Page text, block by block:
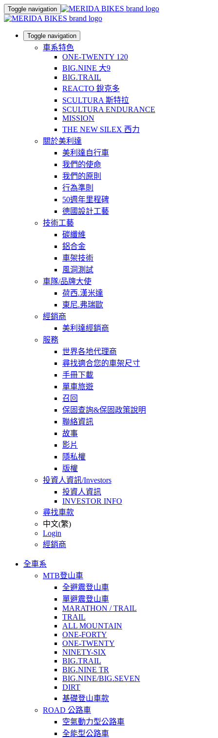
Toggle navigation
Toggle navigation
車系特色
ONE-TWENTY 120
BIG.NINE 大9
BIG.TRAIL
REACTO 銳克多
SCULTURA 斯特拉
SCULTURA ENDURANCE
MISSION
THE NEW SILEX 西力
關於美利達
美利達自行車
我們的使命
我們的原則
行為準則
50週年里程碑
德國設計工藝
技術工藝
碳纖維
鋁合金
車架技術
風洞測試
車隊/品牌大使
荷西.漢米達
東尼.弗瑞歐
經銷商
美利達經銷商
服務
世界各地代理商
尋找適合您的車架尺寸
手冊下載
單車旅遊
召回
保固查詢&保固政策說明
聯絡資訊
故事
影片
隱私權
版權
投資人資訊/Investors
投資人資訊
INVESTOR INFO
尋找車款
中文(繁)
Login
經銷商
全車系
MTB登山車
全避震登山車
單避震登山車
MARATHON / TRAIL
TRAIL
ALL MOUNTAIN
ONE-FORTY
ONE-TWENTY
NINETY-SIX
BIG.TRAIL
BIG.NINE TR
BIG.NINE/BIG.SEVEN
DIRT
基礎登山車款
ROAD 公路車
空氣動力型公路車
全能型公路車